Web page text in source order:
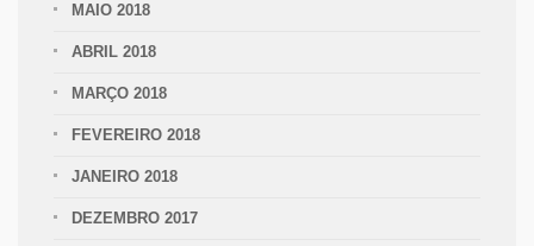
MAIO 2018
ABRIL 2018
MARÇO 2018
FEVEREIRO 2018
JANEIRO 2018
DEZEMBRO 2017